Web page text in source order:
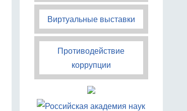
Виртуальные выставки
Противодействие
коррупции